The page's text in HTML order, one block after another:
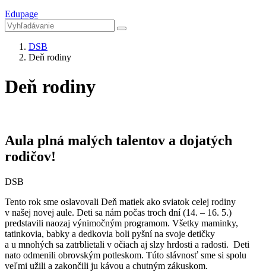
Edupage
DSB
Deň rodiny
Deň rodiny
Aula plná malých talentov a dojatých
rodičov!
DSB
Tento rok sme oslavovali Deň matiek ako sviatok celej rodiny
v našej novej aule. Deti sa nám počas troch dní (14. – 16. 5.)
predstavili naozaj výnimočným programom. Všetky maminky,
tatinkovia, babky a dedkovia boli pyšní na svoje detičky
a u mnohých sa zatrblietali v očiach aj slzy hrdosti a radosti. Deti
nato odmenili obrovským potleskom. Túto slávnosť sme si spolu
veľmi užili a zakončili ju kávou a chutným zákuskom.